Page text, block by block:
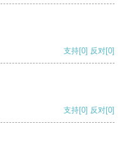
支持[0] 反对[0]
支持[0] 反对[0]